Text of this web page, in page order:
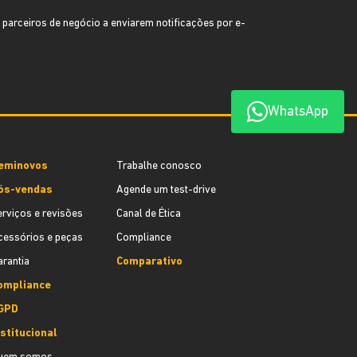
parceiros de negócio a enviarem notificações por e-
WhatsApp
vendas
e revisões
e peças
Trabalhe conosco
Agende um test-drive
Canal de Ética
Compliance
Comparativo